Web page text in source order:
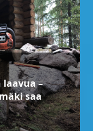
laavua –
saa